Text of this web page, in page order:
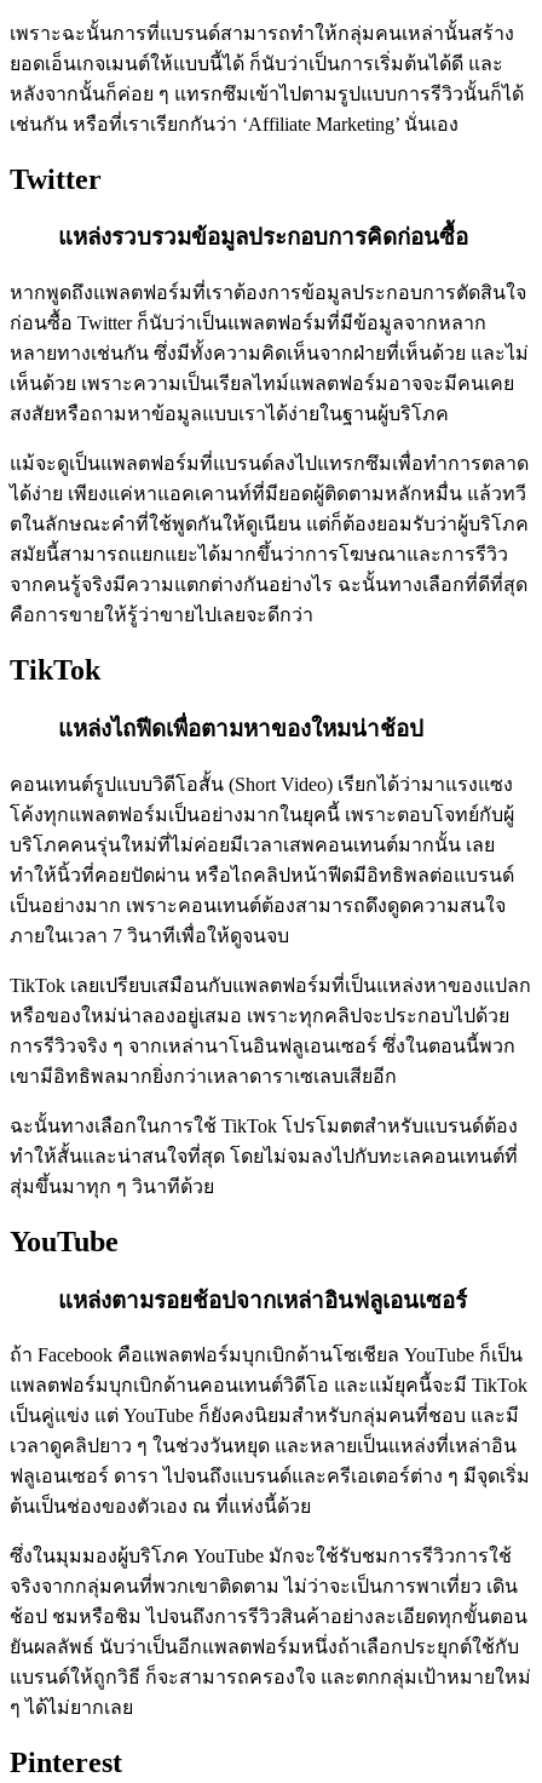
เพราะฉะนั้นการที่แบรนด์สามารถทำให้กลุ่มคนเหล่านั้นสร้าง
ยอดเอ็นเกจเมนต์ให้แบบนี้ได้ ก็นับว่าเป็นการเริ่มต้นได้ดี และ
หลังจากนั้นก็ค่อย ๆ แทรกซึมเข้าไปตามรูปแบบการรีวิวนั้นก็ได้
เช่นกัน หรือที่เราเรียกกันว่า ‘Affiliate Marketing’ นั่นเอง
Twitter
แหล่งรวบรวมข้อมูลประกอบการคิดก่อนซื้อ
หากพูดถึงแพลตฟอร์มที่เราต้องการข้อมูลประกอบการตัดสินใจ
ก่อนซื้อ Twitter ก็นับว่าเป็นแพลตฟอร์มที่มีข้อมูลจากหลาก
หลายทางเช่นกัน ซึ่งมีทั้งความคิดเห็นจากฝ่ายที่เห็นด้วย และไม่
เห็นด้วย เพราะความเป็นเรียลไทม์แพลตฟอร์มอาจจะมีคนเคย
สงสัยหรือถามหาข้อมูลแบบเราได้ง่ายในฐานผู้บริโภค
แม้จะดูเป็นแพลตฟอร์มที่แบรนด์ลงไปแทรกซึมเพื่อทำการตลาด
ได้ง่าย เพียงแค่หาแอคเคานท์ที่มียอดผู้ติดตามหลักหมื่น แล้วทวี
ตในลักษณะคำที่ใช้พูดกันให้ดูเนียน แต่ก็ต้องยอมรับว่าผู้บริโภค
สมัยนี้สามารถแยกแยะได้มากขึ้นว่าการโฆษณาและการรีวิว
จากคนรู้จริงมีความแตกต่างกันอย่างไร ฉะนั้นทางเลือกที่ดีที่สุด
คือการขายให้รู้ว่าขายไปเลยจะดีกว่า
TikTok
แหล่งไถฟีดเพื่อตามหาของใหมน่าช้อป
คอนเทนต์รูปแบบวิดีโอสั้น (Short Video) เรียกได้ว่ามาแรงแซง
โค้งทุกแพลตฟอร์มเป็นอย่างมากในยุคนี้ เพราะตอบโจทย์กับผู้
บริโภคคนรุ่นใหม่ที่ไม่ค่อยมีเวลาเสพคอนเทนต์มากนั้น เลย
ทำให้นิ้วที่คอยปัดผ่าน หรือไถคลิปหน้าฟีดมีอิทธิพลต่อแบรนด์
เป็นอย่างมาก เพราะคอนเทนต์ต้องสามารถดึงดูดความสนใจ
ภายในเวลา 7 วินาทีเพื่อให้ดูจนจบ
TikTok เลยเปรียบเสมือนกับแพลตฟอร์มที่เป็นแหล่งหาของแปลก
หรือของใหม่น่าลองอยู่เสมอ เพราะทุกคลิปจะประกอบไปด้วย
การรีวิวจริง ๆ จากเหล่านาโนอินฟลูเอนเซอร์ ซึ่งในตอนนี้พวก
เขามีอิทธิพลมากยิ่งกว่าเหลาดาราเซเลบเสียอีก
ฉะนั้นทางเลือกในการใช้ TikTok โปรโมตตสำหรับแบรนด์ต้อง
ทำให้สั้นและน่าสนใจที่สุด โดยไม่จมลงไปกับทะเลคอนเทนต์ที่
สุ่มขึ้นมาทุก ๆ วินาทีด้วย
YouTube
แหล่งตามรอยช้อปจากเหล่าอินฟลูเอนเซอร์
ถ้า Facebook คือแพลตฟอร์มบุกเบิกด้านโซเชียล YouTube ก็เป็น
แพลตฟอร์มบุกเบิกด้านคอนเทนต์วิดีโอ และแม้ยุคนี้จะมี TikTok
เป็นคู่แข่ง แต่ YouTube ก็ยังคงนิยมสำหรับกลุ่มคนที่ชอบ และมี
เวลาดูคลิปยาว ๆ ในช่วงวันหยุด และหลายเป็นแหล่งที่เหล่าอิน
ฟลูเอนเซอร์ ดารา ไปจนถึงแบรนด์และครีเอเตอร์ต่าง ๆ มีจุดเริ่ม
ต้นเป็นช่องของตัวเอง ณ ที่แห่งนี้ด้วย
ซึ่งในมุมมองผู้บริโภค YouTube มักจะใช้รับชมการรีวิวการใช้
จริงจากกลุ่มคนที่พวกเขาติดตาม ไม่ว่าจะเป็นการพาเที่ยว เดิน
ช้อป ชมหรือชิม ไปจนถึงการรีวิวสินค้าอย่างละเอียดทุกขั้นตอน
ยันผลลัพธ์ นับว่าเป็นอีกแพลตฟอร์มหนึ่งถ้าเลือกประยุกต์ใช้กับ
แบรนด์ให้ถูกวิธี ก็จะสามารถครองใจ และตกกลุ่มเป้าหมายใหม่
ๆ ได้ไม่ยากเลย
Pinterest